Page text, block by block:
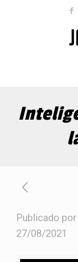
Publicado por
27/08/2021